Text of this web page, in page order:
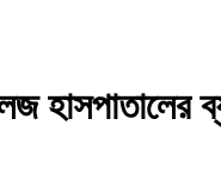
হাসপাতালের